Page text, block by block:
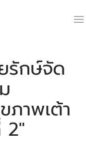
รักษ์จัด
ภาพเต้า
2"